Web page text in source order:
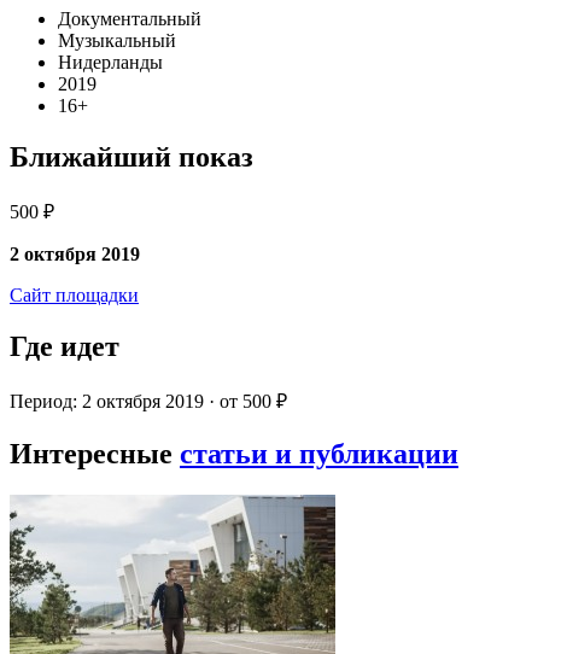
Документальный
Музыкальный
Нидерланды
2019
16+
Ближайший показ
500 ₽
2 октября 2019
Сайт площадки
Где идет
Период: 2 октября 2019 · от 500 ₽
Интересные статьи и публикации